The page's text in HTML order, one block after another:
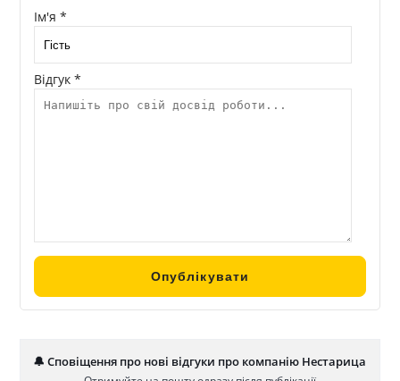
Ім'я *
Відгук *
🔔 Сповіщення про нові відгуки про компанію Нестарица